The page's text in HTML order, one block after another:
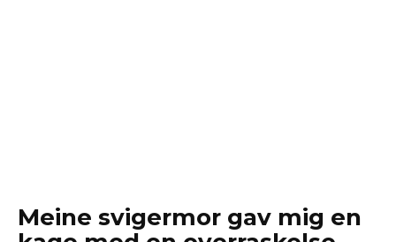
Meine svigermor gav mig en